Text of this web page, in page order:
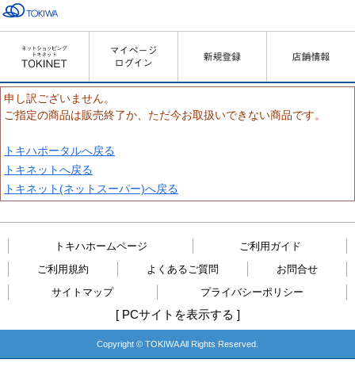
申し訳ございません。
ご指定の商品は販売終了か、ただ今お取扱いできない商品です。
トキハポータルへ戻る
トキネットへ戻る
トキネット(ネットスーパー)へ戻る
トキハホームページ
ご利用ガイド
ご利用規約
よくあるご質問
お問合せ
サイトマップ
プライバシーポリシー
[ PCサイトを表示する ]
Copyright © TOKIWA All Rights Reserved.